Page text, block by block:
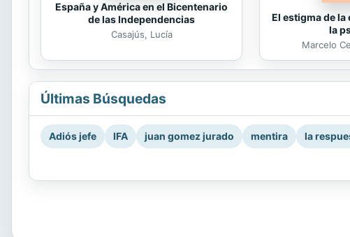
España y América en el Bicentenario
de las Independencias
Casajús, Lucía
El estigma de
la
Marcelo
Últimas Búsquedas
Adiós jefe IFA juan gomez jurado mentira la